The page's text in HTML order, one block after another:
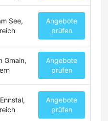
See,
Angebote
prüfen
Gmain,
Angebote
prüfen
Angebote
prüfen